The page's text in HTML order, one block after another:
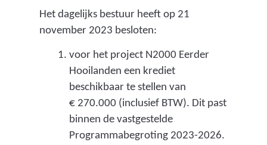
Het dagelijks bestuur heeft op 21
november 2023 besloten:
voor het project N2000 Eerder
Hooilanden een krediet
beschikbaar te stellen van
€ 270.000 (inclusief BTW). Dit past
binnen de vastgestelde
Programmabegroting 2023-2026.